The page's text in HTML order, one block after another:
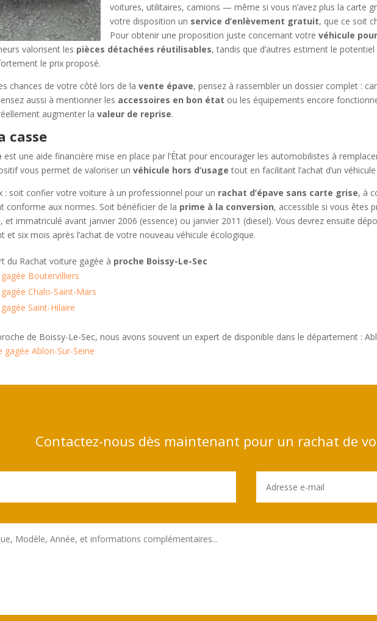
voitures, utilitaires, camions — même si vous n’avez plus la carte
votre disposition un service d’enlèvement gratuit, que ce soit
Pour obtenir une proposition juste concernant votrevéhicule
valorisent les pièces détachées réutilisables, tandis que d’autres estiment le
le prix proposé.
chances de votre côté lors de lavente épave, pensez à rassembler un dossier complet :
aussi à mentionner les accessoires en bon état ou les équipements encore
augmenter lavaleur de reprise.
casse
est une aide financière mise en place par l’État pour encourager les automobilistes à
vous permet de valoriser unvéhicule hors d’usage tout en facilitant l’achat d’un
: soit confier votre voiture à un professionnel pour un rachat d’épave sans carte grise, à
conforme aux normes. Soit bénéficier de la prime à la conversion, accessible si vous êtes
et immatriculé avant janvier 2006 (essence) ou janvier 2011 (diesel). Vous devrez ensuite
et six mois après l’achat de votre nouveau véhicule écologique.
du Rachat voiture gagée à proche Boissy-Le-Sec
Boutervilliers
Chalo-Saint-Mars
Saint-Hilaire
de Boissy-Le-Sec, nous avons souvent un expert de disponible dans le département :
gagée Ablon-Sur-Seine
Contactez-nous dès maintenant pour un rachat de